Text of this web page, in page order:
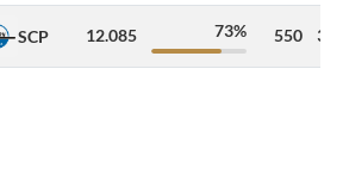
SCP 12.085 73% 550 380